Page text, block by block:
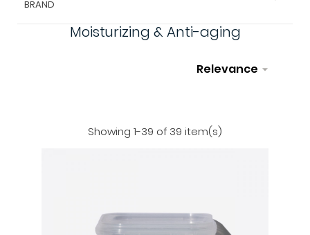
BRAND
Moisturizing & Anti-aging
Relevance 
Showing 1-39 of 39 item(s)